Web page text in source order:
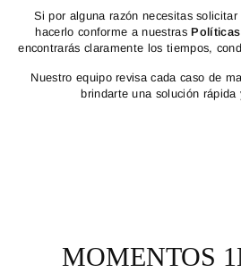
Si por alguna razón necesitas
hacerlo conforme a nuestras
encontrarás claramente los tiempos,
Nuestro equipo revisa cada caso de
brindarte una solución rápida
MOMENTOS